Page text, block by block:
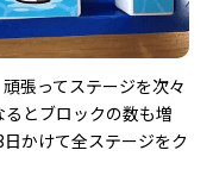
張ってステージを次々
とブロックの数も増
かけて全ステージをク